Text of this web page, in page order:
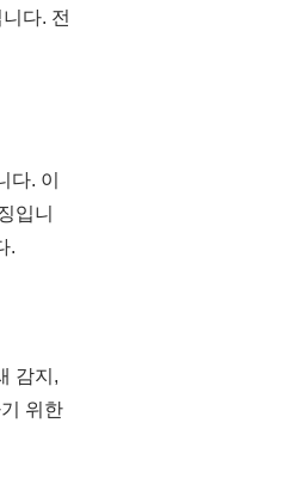
다. 전
. 이
입니
.
감지,
위한